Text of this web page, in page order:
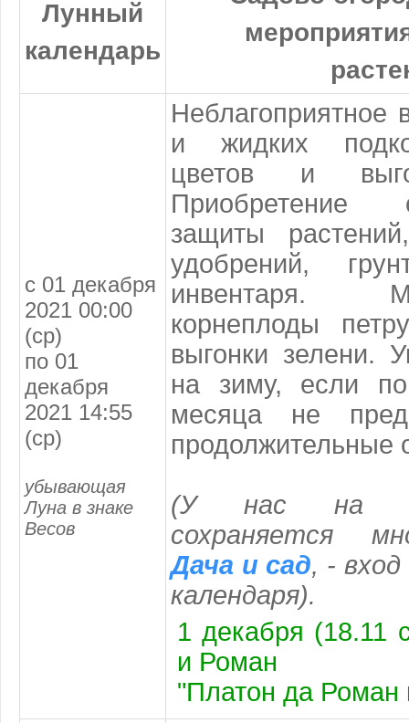
Лунный
календарь
с 01 декабря
2021 00:00
(ср)
по 01
декабря
2021 14:55
(ср)
убывающая
Луна в знаке
Весов
Неблагоприятное
и жидких
цветов и
Приобретение
защиты
удобрений,
инвентаря.
корнеплоды
выгонки зелени.
на зиму, если
месяца не
продолжительные
(У нас на
сохраняется
Дача и сад, -
календаря).
1 декабря (18.11
и Роман
"Платон да Роман